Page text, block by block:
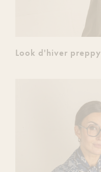
Look d'hiver preppy